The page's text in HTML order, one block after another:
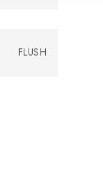
FLUSH